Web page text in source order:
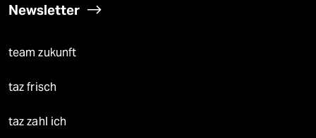
Newsletter
team zukunft
taz frisch
taz zahl ich